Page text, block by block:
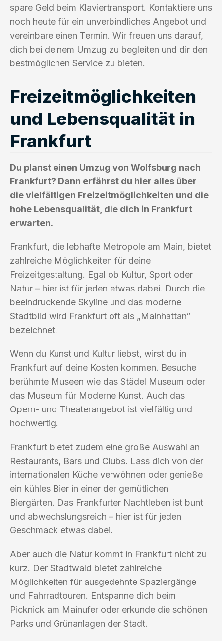
spare Geld beim Klaviertransport. Kontaktiere uns
noch heute für ein unverbindliches Angebot und
vereinbare einen Termin. Wir freuen uns darauf,
dich bei deinem Umzug zu begleiten und dir den
bestmöglichen Service zu bieten.
Freizeitmöglichkeiten
und Lebensqualität in
Frankfurt
Du planst einen Umzug von Wolfsburg nach
Frankfurt? Dann erfährst du hier alles über
die vielfältigen Freizeitmöglichkeiten und die
hohe Lebensqualität, die dich in Frankfurt
erwarten.
Frankfurt, die lebhafte Metropole am Main, bietet
zahlreiche Möglichkeiten für deine
Freizeitgestaltung. Egal ob Kultur, Sport oder
Natur – hier ist für jeden etwas dabei. Durch die
beeindruckende Skyline und das moderne
Stadtbild wird Frankfurt oft als „Mainhattan“
bezeichnet.
Wenn du Kunst und Kultur liebst, wirst du in
Frankfurt auf deine Kosten kommen. Besuche
berühmte Museen wie das Städel Museum oder
das Museum für Moderne Kunst. Auch das
Opern- und Theaterangebot ist vielfältig und
hochwertig.
Frankfurt bietet zudem eine große Auswahl an
Restaurants, Bars und Clubs. Lass dich von der
internationalen Küche verwöhnen oder genieße
ein kühles Bier in einer der gemütlichen
Biergärten. Das Frankfurter Nachtleben ist bunt
und abwechslungsreich – hier ist für jeden
Geschmack etwas dabei.
Aber auch die Natur kommt in Frankfurt nicht zu
kurz. Der Stadtwald bietet zahlreiche
Möglichkeiten für ausgedehnte Spaziergänge
und Fahrradtouren. Entspanne dich beim
Picknick am Mainufer oder erkunde die schönen
Parks und Grünanlagen der Stadt.